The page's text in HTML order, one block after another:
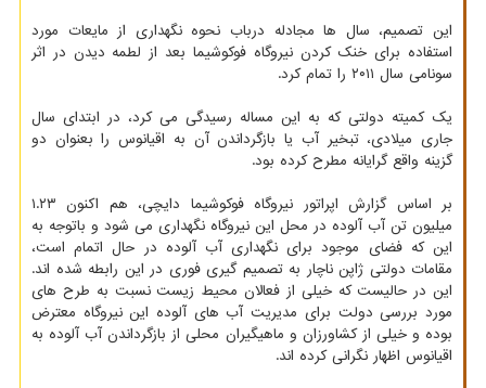
این تصمیم، سال ها مجادله درباب نحوه نگهداری از مایعات مورد
استفاده برای خنک کردن نیروگاه فوکوشیما بعد از لطمه دیدن در اثر
سونامی سال ۲۰۱۱ را تمام کرد.
یک کمیته دولتی که به این مساله رسیدگی می کرد، در ابتدای سال
جاری میلادی، تبخیر آب یا بازگرداندن آن به اقیانوس را بعنوان دو
گزینه واقع گرایانه مطرح کرده بود.
بر اساس گزارش اپراتور نیروگاه فوکوشیما دایچی، هم اکنون ۱.۲۳
میلیون تن آب آلوده در محل این نیروگاه نگهداری می شود و باتوجه به
این که فضای موجود برای نگهداری آب آلوده در حال اتمام است،
مقامات دولتی ژاپن ناچار به تصمیم گیری فوری در این رابطه شده اند.
این در حالیست که خیلی از فعالان محیط زیست نسبت به طرح های
مورد بررسی دولت برای مدیریت آب های آلوده این نیروگاه معترض
بوده و خیلی از کشاورزان و ماهیگیران محلی از بازگرداندن آب آلوده به
اقیانوس اظهار نگرانی کرده اند.